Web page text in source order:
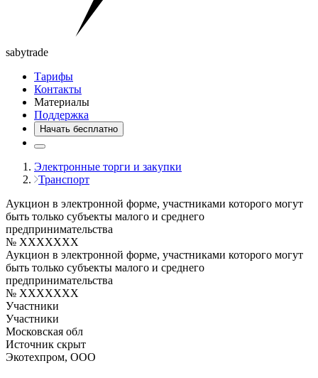
sabytrade
Тарифы
Контакты
Материалы
Поддержка
Начать бесплатно
Электронные торги и закупки
Транспорт
Аукцион в электронной форме, участниками которого могут
быть только субъекты малого и среднего
предпринимательства
№ XXXXXXX
Аукцион в электронной форме, участниками которого могут
быть только субъекты малого и среднего
предпринимательства
№ XXXXXXX
Участники
Участники
Московская обл
Источник скрыт
Экотехпром, ООО